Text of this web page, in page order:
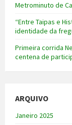
Metrominuto de
“Entre Taipas e
identidade da
Primeira corrida
centena de
ARQUIVO
Janeiro 2025